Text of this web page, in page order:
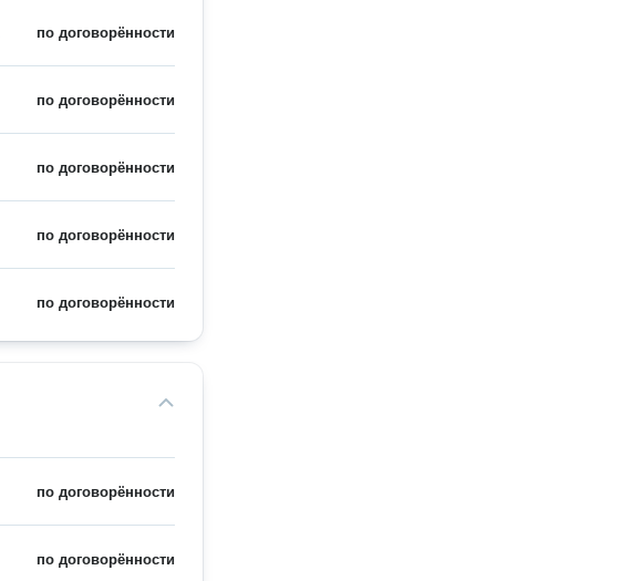
по договорённости
по договорённости
по договорённости
по договорённости
по договорённости
по договорённости
по договорённости